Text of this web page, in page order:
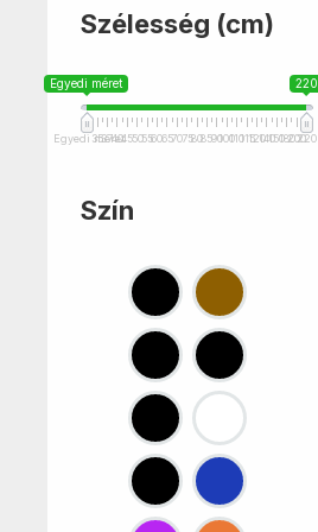
Szélesség (cm)
Egyedi méret 220
Egyedi méret
35374045505560657075808590100110115120140150180200220
Szín